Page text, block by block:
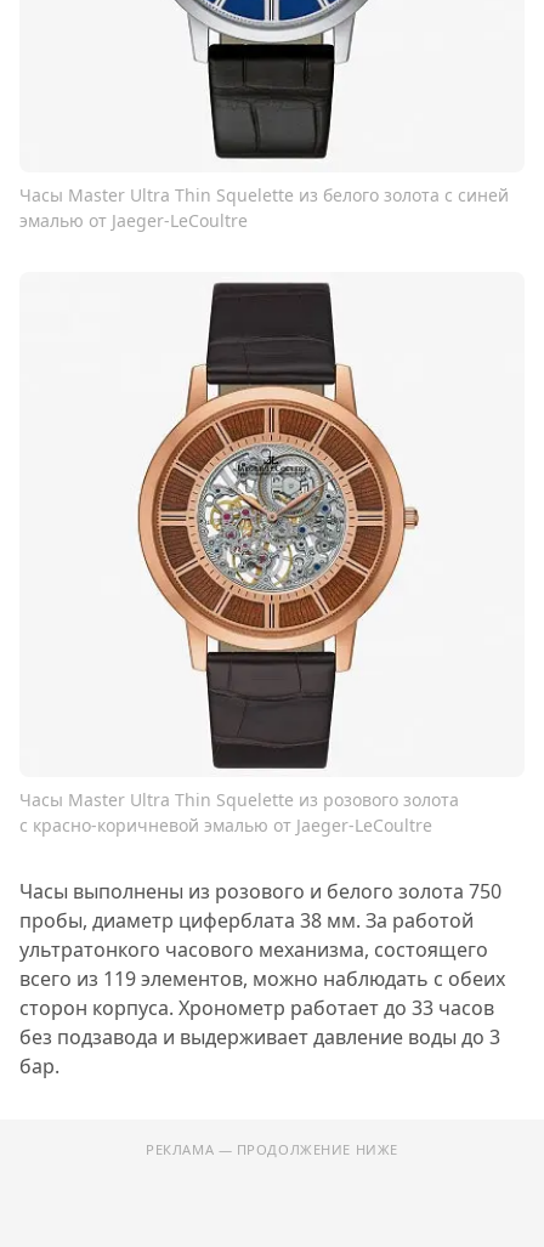
Часы Master Ultra Thin Squelette из белого золота с синей
эмалью от Jaeger-LeCoultre
Часы Master Ultra Thin Squelette из розового золота
с красно-коричневой эмалью от Jaeger-LeCoultre
Часы выполнены из розового и белого золота 750
пробы, диаметр циферблата 38 мм. За работой
ультратонкого часового механизма, состоящего
всего из 119 элементов, можно наблюдать с обеих
сторон корпуса. Хронометр работает до 33 часов
без подзавода и выдерживает давление воды до 3
бар.
РЕКЛАМА — ПРОДОЛЖЕНИЕ НИЖЕ